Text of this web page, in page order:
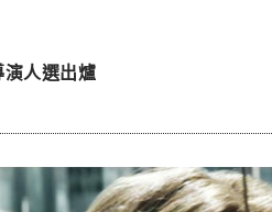
人選出爐